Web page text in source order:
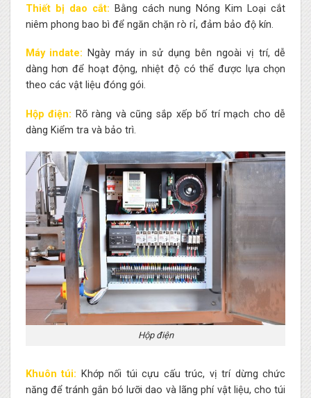
Thiết bị dao cắt: Bằng cách nung Nóng Kim Loại cắt
niêm phong bao bì để ngăn chặn rò rỉ, đảm bảo độ kín.
Máy indate: Ngày máy in sử dụng bên ngoài vị trí, dễ
dàng hơn để hoạt động, nhiệt độ có thể được lựa chọn
theo các vật liệu đóng gói.
Hộp điện: Rõ ràng và cũng sắp xếp bố trí mạch cho dễ
dàng Kiểm tra và bảo trì.
Hộp điện
Khuôn túi: Khớp nối túi cựu cấu trúc, vị trí dừng chức
năng để tránh gắn bó lưỡi dao và lãng phí vật liệu, cho túi